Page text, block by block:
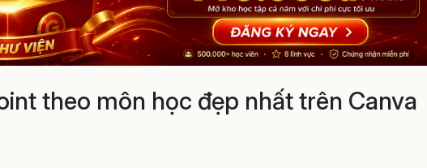
theo môn học đẹp nhất trên Canva